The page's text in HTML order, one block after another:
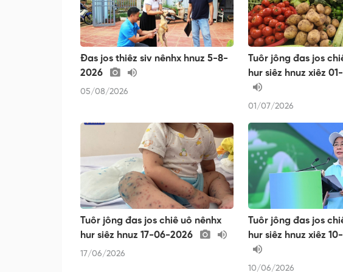
Đas jos thiêz siv nênhx hnuz 5-8-
2026
05/08/2026
Tuôr jông đas jos
hur siêz hnuz xiêz
01/07/2026
Tuôr jông đas jos chiê uô nênhx
hur siêz hnuz 17-06-2026
17/06/2026
Tuôr jông đas jos
hur siêz hnuz xiêz
10/06/2026